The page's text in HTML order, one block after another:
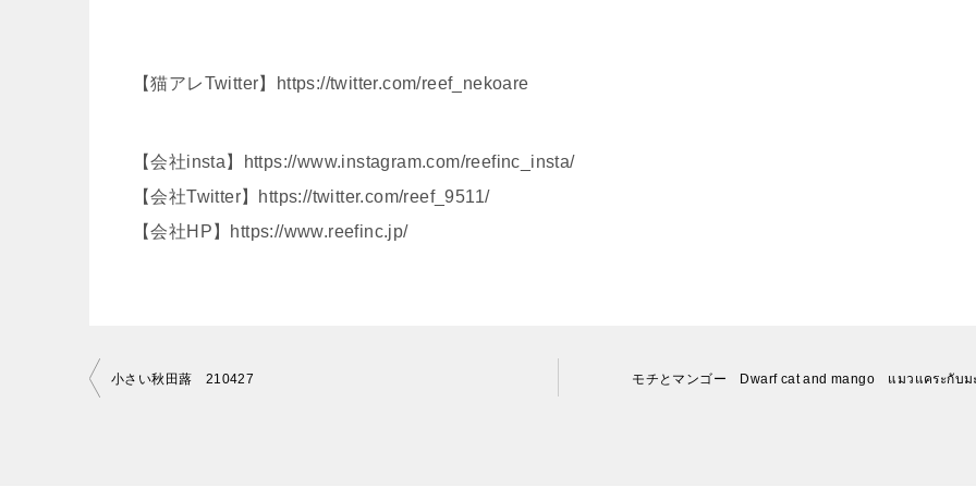
【猫アレTwitter】https://twitter.com/reef_nekoare
【会社insta】https://www.instagram.com/reefinc_insta/
【会社Twitter】https://twitter.com/reef_9511/
【会社HP】https://www.reefinc.jp/
投小さい秋田蕗 210427 モチとマンゴー Dwarf cat and mango แมวแคระกับม